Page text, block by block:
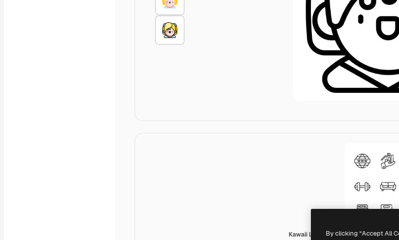
Kawaii Lineal By clicking “Accept All